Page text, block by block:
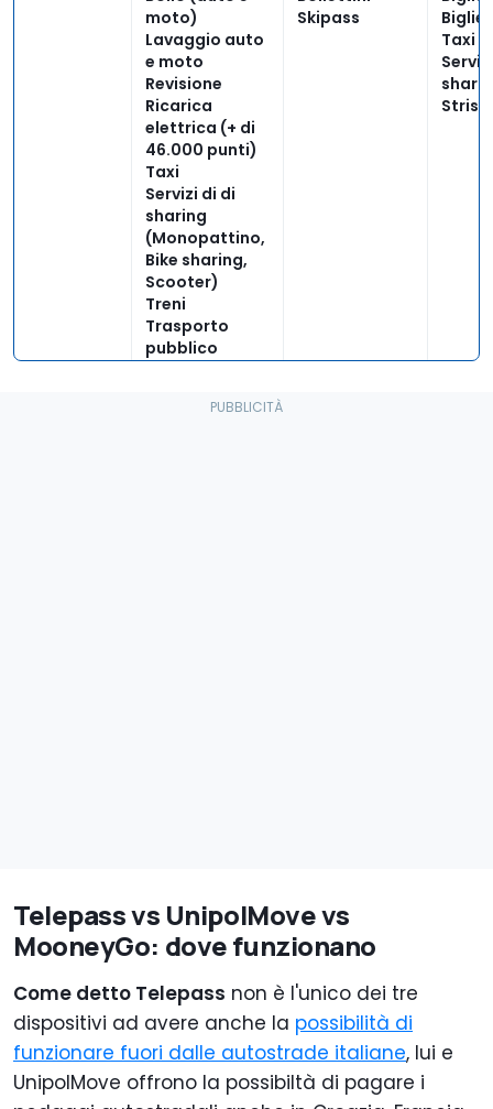
moto)
Lavaggio auto
e moto
Revisione
Ricarica
elettrica (+ di
46.000 punti)
Taxi
Servizi di di
sharing
(Monopattino,
Bike sharing,
Scooter)
Treni
Trasporto
pubblico
traghetti
Skipass
Taxi
Telepass vs UnipolMove vs
MooneyGo: dove funzionano
Come detto Telepass non è l'unico dei tre
dispositivi ad avere anche la possibilità di
funzionare fuori dalle autostrade italiane, lui e
UnipolMove offrono la possibiltà di pagare i